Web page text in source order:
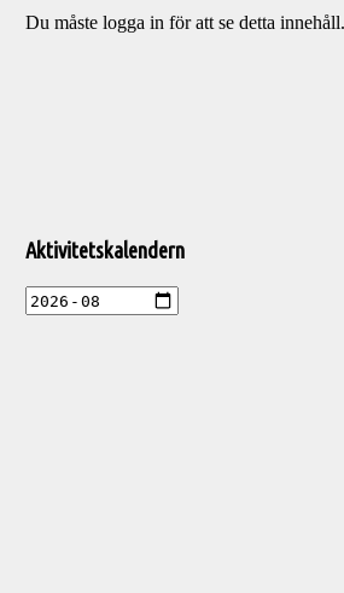
Du måste logga in för att se detta
Aktivitetskalendern